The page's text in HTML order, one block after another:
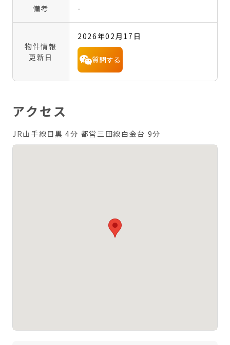
備考 -
物件情報
更新日
2026年02月17日
質問する
アクセス
JR山手線目黒 4分 都営三田線白金台 9分